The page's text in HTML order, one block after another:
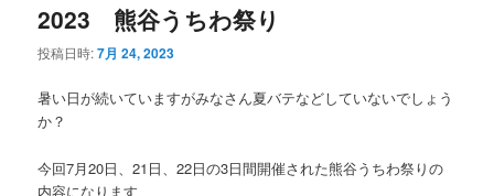
2023 熊谷うちわ祭り
投稿日時:7月 24, 2023
暑い日が続いていますがみなさん夏バテなどしていないでしょう
か？
今回7月20日、21日、22日の3日間開催された熊谷うちわ祭りの
内容になります